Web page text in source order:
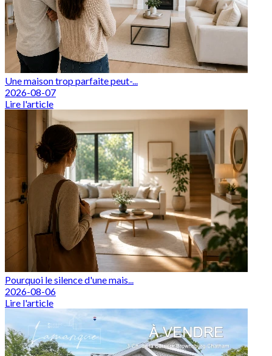
Une maison trop parfaite peut-...
2026-08-07
Lire l'article
Pourquoi le silence d'une mais...
2026-08-06
Lire l'article